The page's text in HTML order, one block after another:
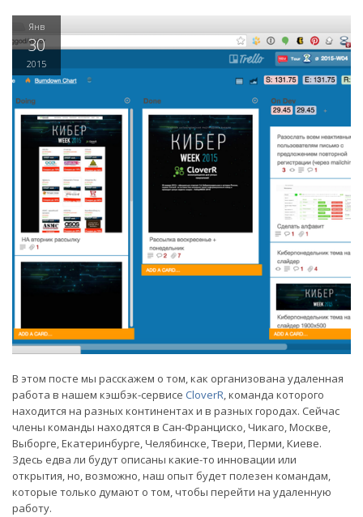
Янв
30
2015
В этом посте мы расскажем о том, как организована удаленная
работа в нашем кэшбэк-сервисе CloverR, команда которого
находится на разных континентах и в разных городах. Сейчас
члены команды находятся в Сан-Франциско, Чикаго, Москве,
Выборге, Екатеринбурге, Челябинске, Твери, Перми, Киеве.
Здесь едва ли будут описаны какие-то инновации или
открытия, но, возможно, наш опыт будет полезен командам,
которые только думают о том, чтобы перейти на удаленную
работу.